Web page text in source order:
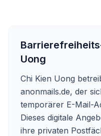
Uong
Chi Kien Uong
anonmails.de, der
temporärer E-Mail-
Dieses digitale
ihre privaten